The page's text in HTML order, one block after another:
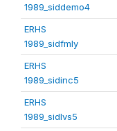
1989_siddemo4
ERHS
1989_sidfmly
ERHS
1989_sidinc5
ERHS
1989_sidlvs5